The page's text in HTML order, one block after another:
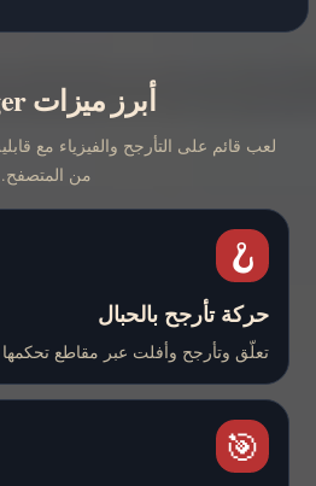
أبرز ميزات Hanger
لعب قائم على التأرجح والفيزياء مع
من المتصفح.
🪝
حركة تأرجح بالحبال
تعلّق وتأرجح وأفلت عبر مقاطع تحكمها
🎯